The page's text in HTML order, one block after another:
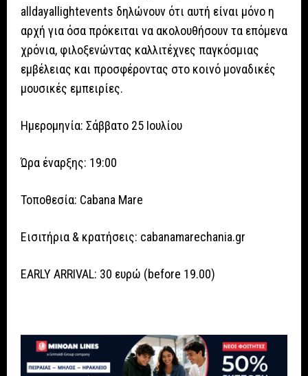
alldayallightevents δηλώνουν ότι αυτή είναι μόνο η
αρχή για όσα πρόκειται να ακολουθήσουν τα επόμενα
χρόνια, φιλοξενώντας καλλιτέχνες παγκόσμιας
εμβέλειας και προσφέροντας στο κοινό μοναδικές
μουσικές εμπειρίες.
Ημερομηνία: Σάββατο 25 Ιουλίου
Ώρα έναρξης: 19:00
Τοποθεσία: Cabana Mare
Εισιτήρια & κρατήσεις: cabanamarechania.gr
EARLY ARRIVAL: 30 ευρώ (before 19.00)